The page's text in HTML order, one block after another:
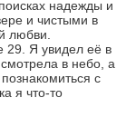
надежды и
и чистыми в
любви.
29. Я увидел её в
в небо, а
с
я что-то